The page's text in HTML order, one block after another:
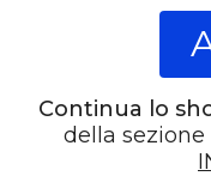
Continua lo
della sezione